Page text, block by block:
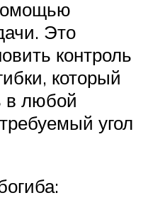
Это
контроль
который
в любой
угол